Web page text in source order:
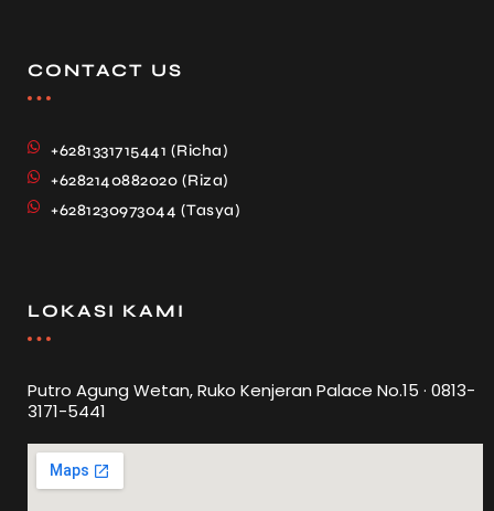
CONTACT US
+6281331715441 (Richa)
+6282140882020 (Riza)
+6281230973044 (Tasya)
LOKASI KAMI
Putro Agung Wetan, Ruko Kenjeran Palace No.15 · 0813-
3171-5441